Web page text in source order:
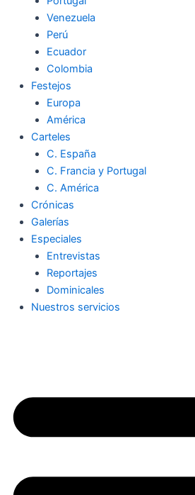
Venezuela
Perú
Ecuador
Colombia
Festejos
Europa
América
Carteles
C. España
C. Francia y Portugal
C. América
Crónicas
Galerías
Especiales
Entrevistas
Reportajes
Dominicales
Nuestros servicios